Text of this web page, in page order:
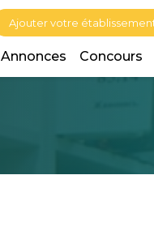
Ajouter votre
Annonces Concours